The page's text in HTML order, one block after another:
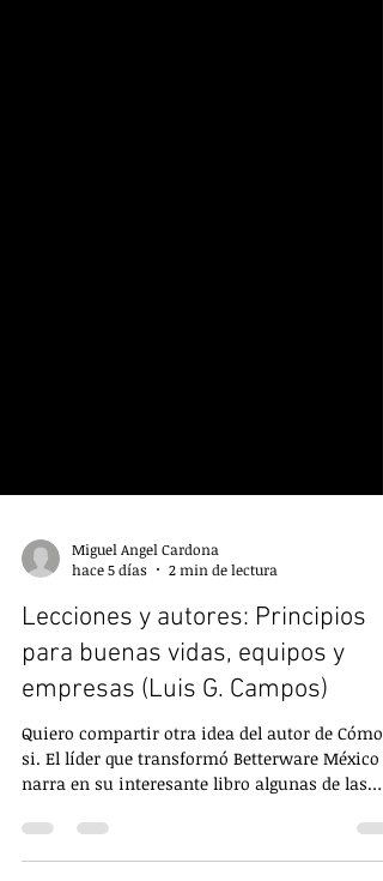
Miguel Angel Cardona
hace 5 días
2 min de lectura
Lecciones y autores: Principios
para buenas vidas, equipos y
empresas (Luis G. Campos)
si. El líder que transformó Betterware México
narra en su interesante libro algunas de las